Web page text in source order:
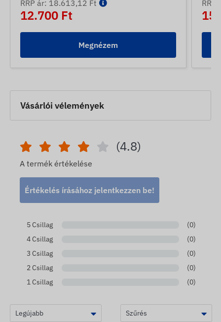
RRP ár: 18.613,12 Ft
12.700 Ft
Megnézem
Vásárlói vélemények
(4.8)
A termék értékelése
Értékelés írásához jelentkezzen be!
5 Csillag
(0)
4 Csillag
(0)
3 Csillag
(0)
2 Csillag
(0)
1 Csillag
(0)